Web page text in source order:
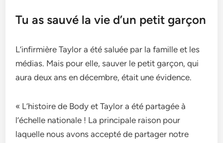
Tu as sauvé la vie d’un petit garçon
L’infirmière Taylor a été saluée par la famille et les
médias. Mais pour elle, sauver le petit garçon, qui
aura deux ans en décembre, était une évidence.
« L’histoire de Body et Taylor a été partagée à
l’échelle nationale ! La principale raison pour
laquelle nous avons accepté de partager notre